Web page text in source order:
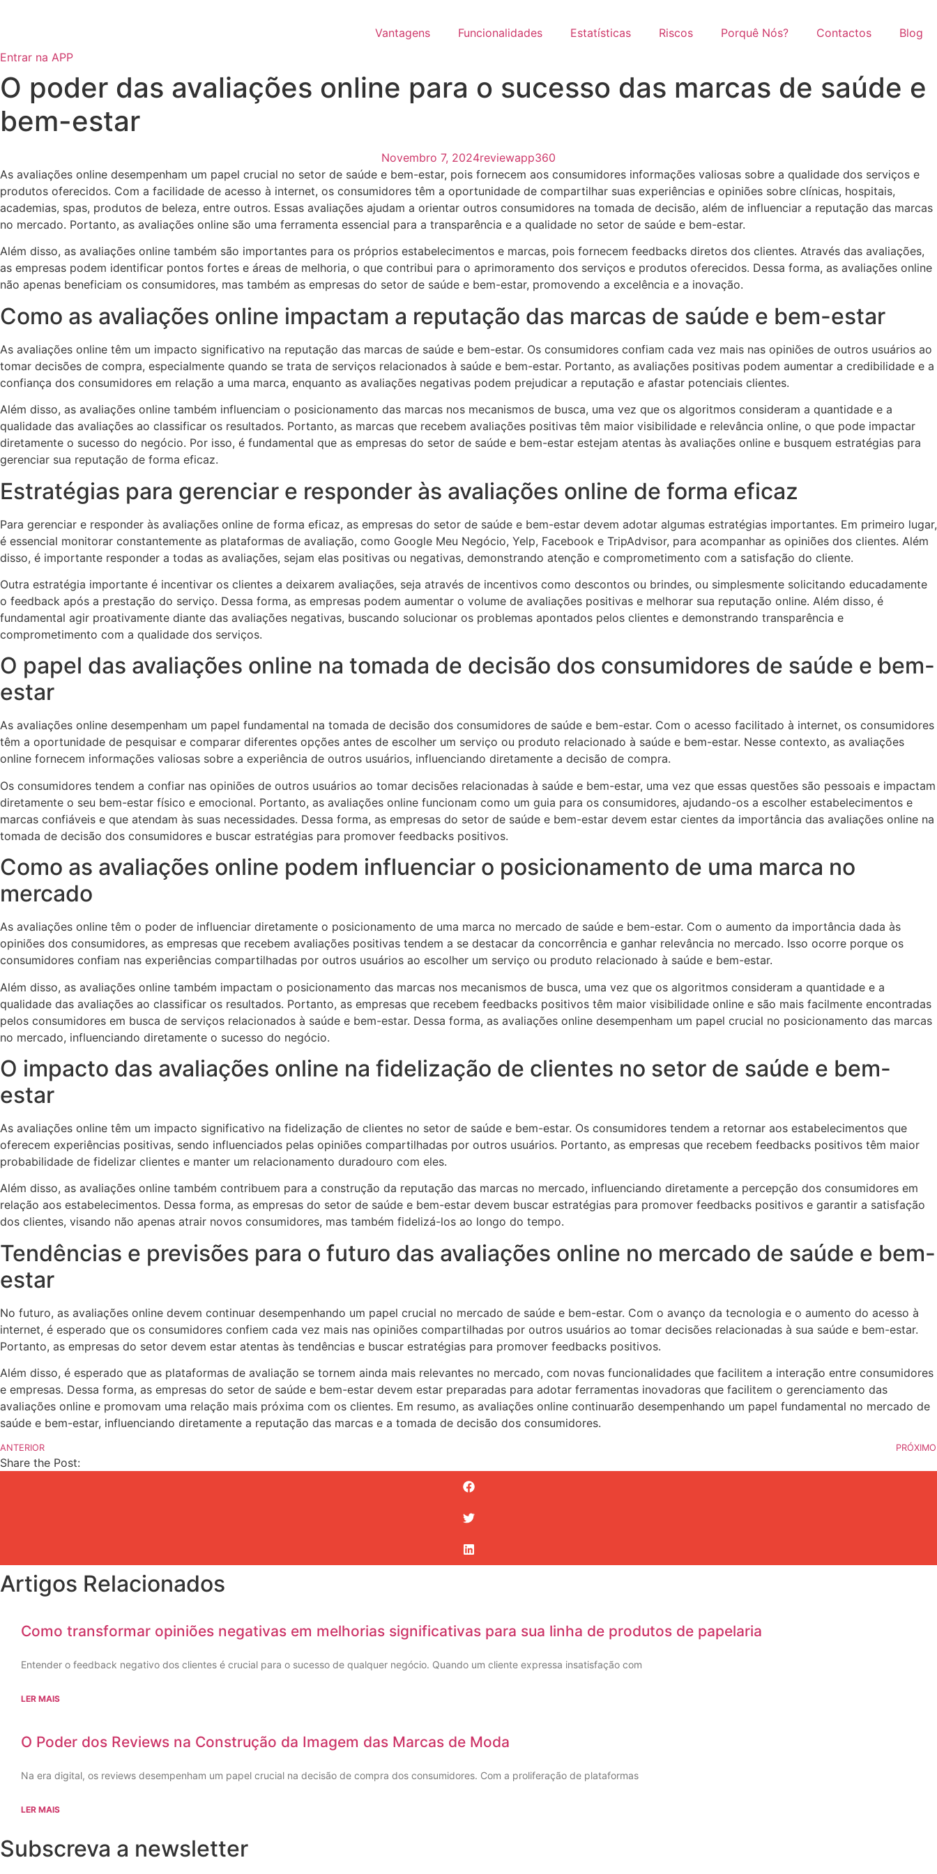
conteúdo
Vantagens Funcionalidades Estatísticas Riscos Porquê Nós? Contactos
Blog
Entrar na APP
O poder das avaliações online para o sucesso das marcas de saúde e
bem-estar
Novembro 7, 2024reviewapp360
As avaliações online desempenham um papel crucial no setor de saúde e bem-estar, pois fornecem aos consumidores informações valiosas sobre a qualidade dos serviços e
produtos oferecidos. Com a facilidade de acesso à internet, os consumidores têm a oportunidade de compartilhar suas experiências e opiniões sobre clínicas, hospitais,
academias, spas, produtos de beleza, entre outros. Essas avaliações ajudam a orientar outros consumidores na tomada de decisão, além de influenciar a reputação das marcas
no mercado. Portanto, as avaliações online são uma ferramenta essencial para a transparência e a qualidade no setor de saúde e bem-estar.
Além disso, as avaliações online também são importantes para os próprios estabelecimentos e marcas, pois fornecem feedbacks diretos dos clientes. Através das avaliações,
as empresas podem identificar pontos fortes e áreas de melhoria, o que contribui para o aprimoramento dos serviços e produtos oferecidos. Dessa forma, as avaliações online
não apenas beneficiam os consumidores, mas também as empresas do setor de saúde e bem-estar, promovendo a excelência e a inovação.
Como as avaliações online impactam a reputação das marcas de saúde e bem-estar
As avaliações online têm um impacto significativo na reputação das marcas de saúde e bem-estar. Os consumidores confiam cada vez mais nas opiniões de outros usuários ao
tomar decisões de compra, especialmente quando se trata de serviços relacionados à saúde e bem-estar. Portanto, as avaliações positivas podem aumentar a credibilidade e a
confiança dos consumidores em relação a uma marca, enquanto as avaliações negativas podem prejudicar a reputação e afastar potenciais clientes.
Além disso, as avaliações online também influenciam o posicionamento das marcas nos mecanismos de busca, uma vez que os algoritmos consideram a quantidade e a
qualidade das avaliações ao classificar os resultados. Portanto, as marcas que recebem avaliações positivas têm maior visibilidade e relevância online, o que pode impactar
diretamente o sucesso do negócio. Por isso, é fundamental que as empresas do setor de saúde e bem-estar estejam atentas às avaliações online e busquem estratégias para
gerenciar sua reputação de forma eficaz.
Estratégias para gerenciar e responder às avaliações online de forma eficaz
Para gerenciar e responder às avaliações online de forma eficaz, as empresas do setor de saúde e bem-estar devem adotar algumas estratégias importantes. Em primeiro lugar,
é essencial monitorar constantemente as plataformas de avaliação, como Google Meu Negócio, Yelp, Facebook e TripAdvisor, para acompanhar as opiniões dos clientes. Além
disso, é importante responder a todas as avaliações, sejam elas positivas ou negativas, demonstrando atenção e comprometimento com a satisfação do cliente.
Outra estratégia importante é incentivar os clientes a deixarem avaliações, seja através de incentivos como descontos ou brindes, ou simplesmente solicitando educadamente
o feedback após a prestação do serviço. Dessa forma, as empresas podem aumentar o volume de avaliações positivas e melhorar sua reputação online. Além disso, é
fundamental agir proativamente diante das avaliações negativas, buscando solucionar os problemas apontados pelos clientes e demonstrando transparência e
comprometimento com a qualidade dos serviços.
O papel das avaliações online na tomada de decisão dos consumidores de saúde e bem-
estar
As avaliações online desempenham um papel fundamental na tomada de decisão dos consumidores de saúde e bem-estar. Com o acesso facilitado à internet, os consumidores
têm a oportunidade de pesquisar e comparar diferentes opções antes de escolher um serviço ou produto relacionado à saúde e bem-estar. Nesse contexto, as avaliações
online fornecem informações valiosas sobre a experiência de outros usuários, influenciando diretamente a decisão de compra.
Os consumidores tendem a confiar nas opiniões de outros usuários ao tomar decisões relacionadas à saúde e bem-estar, uma vez que essas questões são pessoais e impactam
diretamente o seu bem-estar físico e emocional. Portanto, as avaliações online funcionam como um guia para os consumidores, ajudando-os a escolher estabelecimentos e
marcas confiáveis e que atendam às suas necessidades. Dessa forma, as empresas do setor de saúde e bem-estar devem estar cientes da importância das avaliações online na
tomada de decisão dos consumidores e buscar estratégias para promover feedbacks positivos.
Como as avaliações online podem influenciar o posicionamento de uma marca no
mercado
As avaliações online têm o poder de influenciar diretamente o posicionamento de uma marca no mercado de saúde e bem-estar. Com o aumento da importância dada às
opiniões dos consumidores, as empresas que recebem avaliações positivas tendem a se destacar da concorrência e ganhar relevância no mercado. Isso ocorre porque os
consumidores confiam nas experiências compartilhadas por outros usuários ao escolher um serviço ou produto relacionado à saúde e bem-estar.
Além disso, as avaliações online também impactam o posicionamento das marcas nos mecanismos de busca, uma vez que os algoritmos consideram a quantidade e a
qualidade das avaliações ao classificar os resultados. Portanto, as empresas que recebem feedbacks positivos têm maior visibilidade online e são mais facilmente encontradas
pelos consumidores em busca de serviços relacionados à saúde e bem-estar. Dessa forma, as avaliações online desempenham um papel crucial no posicionamento das marcas
no mercado, influenciando diretamente o sucesso do negócio.
O impacto das avaliações online na fidelização de clientes no setor de saúde e bem-
estar
As avaliações online têm um impacto significativo na fidelização de clientes no setor de saúde e bem-estar. Os consumidores tendem a retornar aos estabelecimentos que
oferecem experiências positivas, sendo influenciados pelas opiniões compartilhadas por outros usuários. Portanto, as empresas que recebem feedbacks positivos têm maior
probabilidade de fidelizar clientes e manter um relacionamento duradouro com eles.
Além disso, as avaliações online também contribuem para a construção da reputação das marcas no mercado, influenciando diretamente a percepção dos consumidores em
relação aos estabelecimentos. Dessa forma, as empresas do setor de saúde e bem-estar devem buscar estratégias para promover feedbacks positivos e garantir a satisfação
dos clientes, visando não apenas atrair novos consumidores, mas também fidelizá-los ao longo do tempo.
Tendências e previsões para o futuro das avaliações online no mercado de saúde e bem-
estar
No futuro, as avaliações online devem continuar desempenhando um papel crucial no mercado de saúde e bem-estar. Com o avanço da tecnologia e o aumento do acesso à
internet, é esperado que os consumidores confiem cada vez mais nas opiniões compartilhadas por outros usuários ao tomar decisões relacionadas à sua saúde e bem-estar.
Portanto, as empresas do setor devem estar atentas às tendências e buscar estratégias para promover feedbacks positivos.
Além disso, é esperado que as plataformas de avaliação se tornem ainda mais relevantes no mercado, com novas funcionalidades que facilitem a interação entre consumidores
e empresas. Dessa forma, as empresas do setor de saúde e bem-estar devem estar preparadas para adotar ferramentas inovadoras que facilitem o gerenciamento das
avaliações online e promovam uma relação mais próxima com os clientes. Em resumo, as avaliações online continuarão desempenhando um papel fundamental no mercado de
saúde e bem-estar, influenciando diretamente a reputação das marcas e a tomada de decisão dos consumidores.
ANTERIOR PRÓXIMO
Share the Post:
Artigos Relacionados
Como transformar opiniões negativas em melhorias significativas para sua linha de produtos de papelaria
Entender o feedback negativo dos clientes é crucial para o sucesso de qualquer negócio. Quando um cliente expressa insatisfação com
LER MAIS
O Poder dos Reviews na Construção da Imagem das Marcas de Moda
Na era digital, os reviews desempenham um papel crucial na decisão de compra dos consumidores. Com a proliferação de plataformas
LER MAIS
Subscreva a newsletter